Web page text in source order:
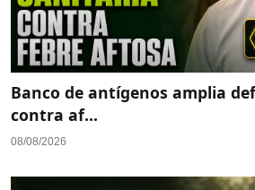
Banco de antígenos amplia
contra af...
08/08/2026